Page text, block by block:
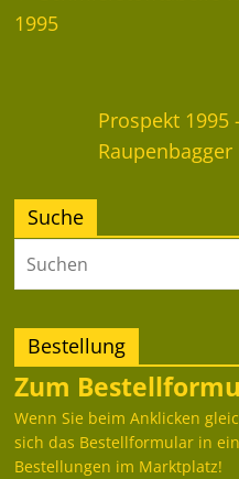
1995
Prospekt 1995
Raupenbagger
Suche
Bestellung
Zum
Wenn Sie beim Anklicken
sich das Bestellformular in
Bestellungen im Marktplatz!